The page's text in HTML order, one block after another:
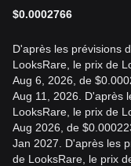
$0.0002766
D'après les prévisions
LooksRare, le prix de
Aug 6, 2026, de
Aug 11, 2026. D'après
LooksRare, le prix de
Aug 2026, de
Jan 2027. D'après les
de LooksRare, le prix